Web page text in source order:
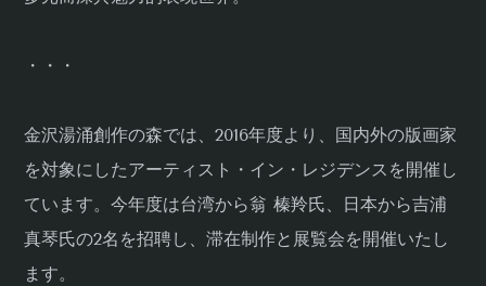
・・・
金沢湯涌創作の森では、2016年度より、国内外の版画家
を対象にしたアーティスト・イン・レジデンスを開催し
ています。今年度は台湾から翁 榛羚氏、日本から吉浦
真琴氏の2名を招聘し、滞在制作と展覧会を開催いたし
ます。